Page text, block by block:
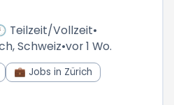
Teilzeit/Vollzeit•
Schweiz•vor 1 Wo.
💼 Jobs in Zürich